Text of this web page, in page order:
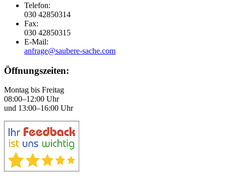
Telefon:
030 42850314
Fax:
030 42850315
E-Mail:
anfrage@saubere-sache.com
Öffnungszeiten:
Montag bis Freitag
08:00–12:00 Uhr
und 13:00–16:00 Uhr